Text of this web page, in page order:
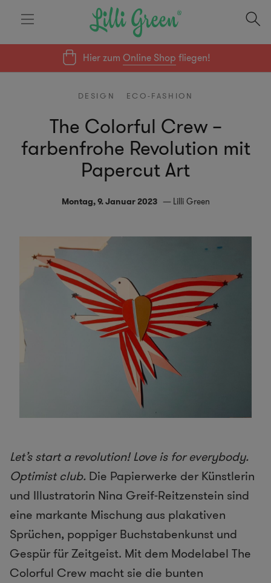
Hier zumOnline Shop fliegen!
DESIGN ECO-FASHION
The Colorful Crew –
farbenfrohe Revolution mit
Papercut Art
Montag, 9. Januar 2023 Lilli Green
Let’s start a revolution! Love is for everybody.
Optimist club. Die Papierwerke der Künstlerin
und Illustratorin Nina Greif-Reitzenstein sind
eine markante Mischung aus plakativen
Sprüchen, poppiger Buchstabenkunst und
Gespür für Zeitgeist. Mit dem Modelabel The
Colorful Crew macht sie die bunten